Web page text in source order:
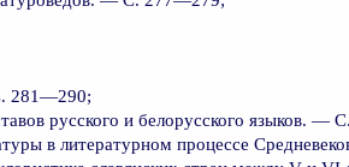
281—290;
русского и белорусского языков. —
в литературном процессе